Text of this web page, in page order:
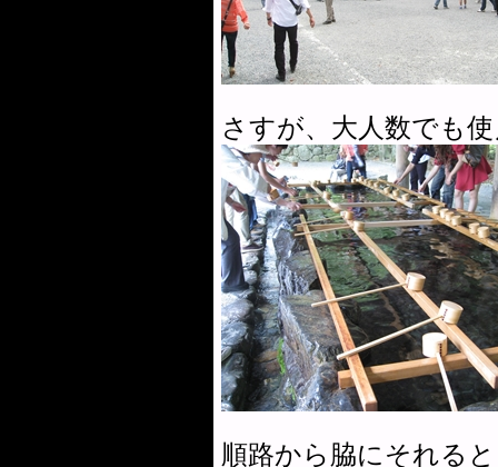
さすが、大人数でも
順路から脇にそれると